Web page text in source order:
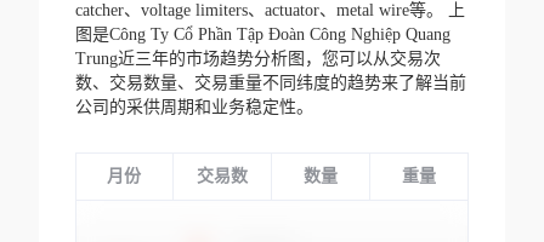
catcher、voltage limiters、actuator、metal wire等。
上
图是Công Ty Cổ Phần Tập Đoàn Công Nghiệp Quang
Trung近三年的市场趋势分析图，您可以从交易次
数、交易数量、交易重量不同纬度的趋势来了解当前
公司的采供周期和业务稳定性。
月份 交易数 数量 重量